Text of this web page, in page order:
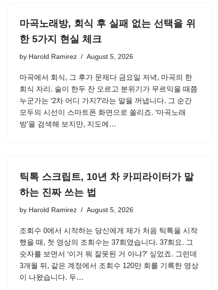
마곡노래방, 회식 후 실패 없는 선택을 위
한 5가지 현실 체크
by Harold Ramirez August 5, 2026
마곡에서 회식, 그 후가 문제다 금요일 저녁, 마곡의 한
회식 자리. 술이 한두 잔 오르고 분위기가 무르익을 때쯤
누군가는 ‘2차 어디 가지?’라는 말을 꺼냅니다. 그 순간
모두의 시선이 스마트폰 화면으로 쏠리죠. ‘마곡노래
방’을 검색해 보지만, 지도에…
틱톡 스크립트, 10년 차 카피라이터가 말
하는 진짜 쓰는 법
by Harold Ramirez August 5, 2026
조회수 0에서 시작하는 당신에게 제가 처음 틱톡을 시작
했을 때, 첫 영상의 조회수는 37회였습니다. 37회요. 그
숫자를 보면서 ‘이거 뭐 잘못된 거 아냐?’ 싶었죠. 그런데
3개월 뒤, 같은 계정에서 조회수 120만 회를 기록한 영상
이 나왔습니다. 두…